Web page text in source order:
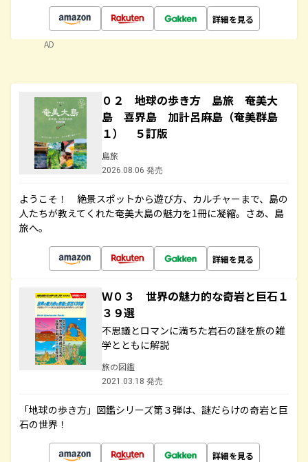
詳細を見る
AD
０２ 地球の歩き方 島旅 奄美大
島 喜界島 加計呂麻島（奄美群島
１） ５訂版
島旅
2026.08.06 発売
ようこそ！ 絶景スポットから遊び方、カルチャーまで、島の
人たちが教えてくれた奄美大島の魅力を1冊に凝縮。さあ、島
旅へ。
詳細を見る
Ｗ０３ 世界の魅力的な奇岩と巨石１
３９選
不思議とロマンに満ちた岩石の謎を旅の雑
学とともに解説
旅の図鑑
2021.03.18 発売
「地球の歩き方」図鑑シリーズ第３弾は、謎だらけの奇岩と巨
石の世界！
詳細を見る